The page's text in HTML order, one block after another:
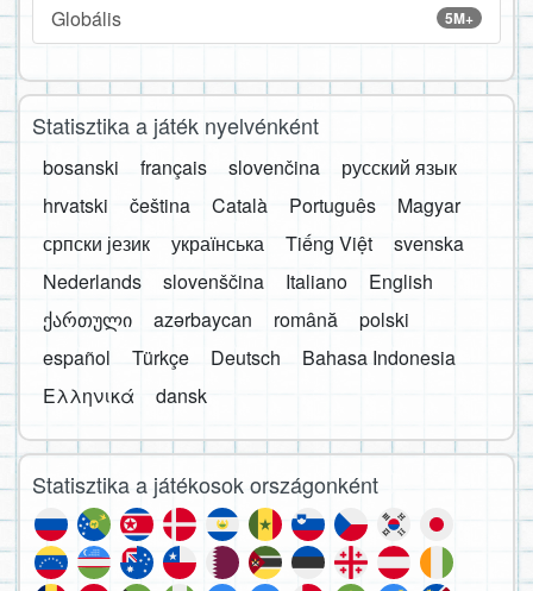
5M+
Globális
Statisztika a játék nyelvénként
bosanski français slovenčina
русский язык
hrvatski
čeština Català Português
Magyar
српски језик
українська Tiếng Việt
svenska
Nederlands
slovenščina Italiano
English
ქართული
azərbaycan română
polski
español
Türkçe Deutsch
Bahasa Indonesia
Ελληνικά
dansk
Statisztika a játékosok országonként